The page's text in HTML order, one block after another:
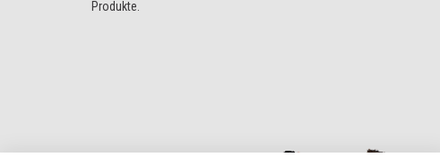
Produkte.